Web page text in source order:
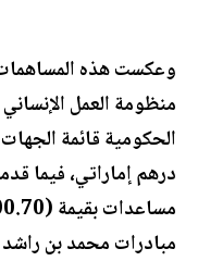
وعكست هذه
منظومة العمل
درهم إماراتي، فيما